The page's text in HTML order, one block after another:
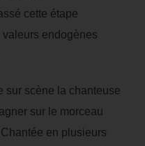
cette étape
valeurs endogènes
sur scène la chanteuse
sur le morceau
Chantée en plusieurs